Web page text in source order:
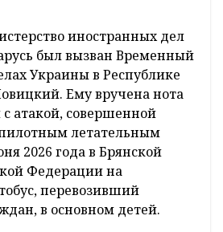
иностранных дел
был вызван Временный
Украины в Республике
Ему вручена нота
с атакой, совершенной
летательным
2026 года в Брянской
Федерации на
перевозивший
в основном детей.